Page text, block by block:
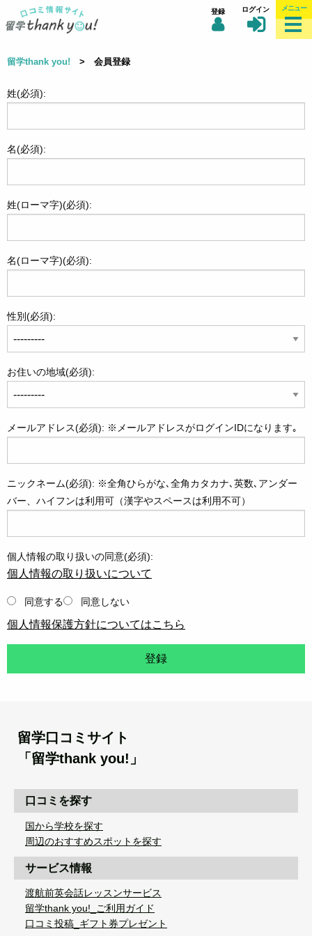
登録 ログイン メニュー
留学thank you! > 会員登録
姓(必須):
名(必須):
姓(ローマ字)(必須):
名(ローマ字)(必須):
性別(必須):
お住いの地域(必須):
メールアドレス(必須): ※メールアドレスがログインIDになります｡
ニックネーム(必須): ※全角ひらがな､全角カタカナ､英数､アンダー
バー、ハイフンは利用可（漢字やスペースは利用不可）
個人情報の取り扱いの同意(必須):
個人情報の取り扱いについて
同意する 同意しない
個人情報保護方針についてはこちら
登録
留学口コミサイト
「留学thank you!」
口コミを探す
国から学校を探す
周辺のおすすめスポットを探す
サービス情報
渡航前英会話レッスンサービス
留学thank you!_ご利用ガイド
口コミ投稿_ギフト券プレゼント